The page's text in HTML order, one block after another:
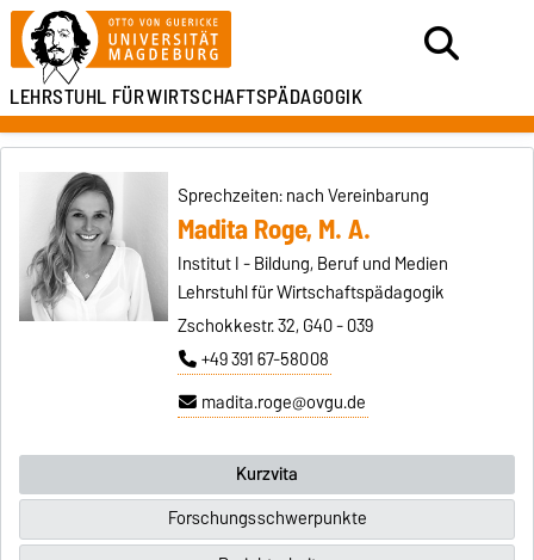
LEHRSTUHL FÜRWIRTSCHAFTSPÄDAGOGIK
Madita Roge, M. A.
Institut I - Bildung, Beruf und Medien
Lehrstuhl für Wirtschaftspädagogik
Zschokkestr. 32, G40 - 039
+49 391 67-58008
madita.roge@ovgu.de
Sprechzeiten: nach Vereinbarung
Kurzvita
Forschungsschwerpunkte